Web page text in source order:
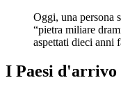
Oggi, una persona
“pietra miliare
aspettati dieci anni
I Paesi d'arrivo